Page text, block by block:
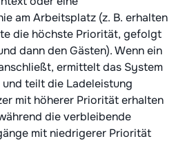
am Arbeitsplatz (z. B. erhalten
die höchste Priorität, gefolgt
dann den Gästen). Wenn ein
ermittelt das System
teilt die Ladeleistung
mit höherer Priorität erhalten
die verbleibende
mit niedrigerer Priorität